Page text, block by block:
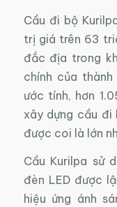
Cầu đi bộ
trị giá trên 63
đắc địa trong
chính của
ước tính, hơn
xây dựng cầu đi
được coi là lớn
Cầu Kurilpa sử
đèn LED được
hiệu ứng ánh